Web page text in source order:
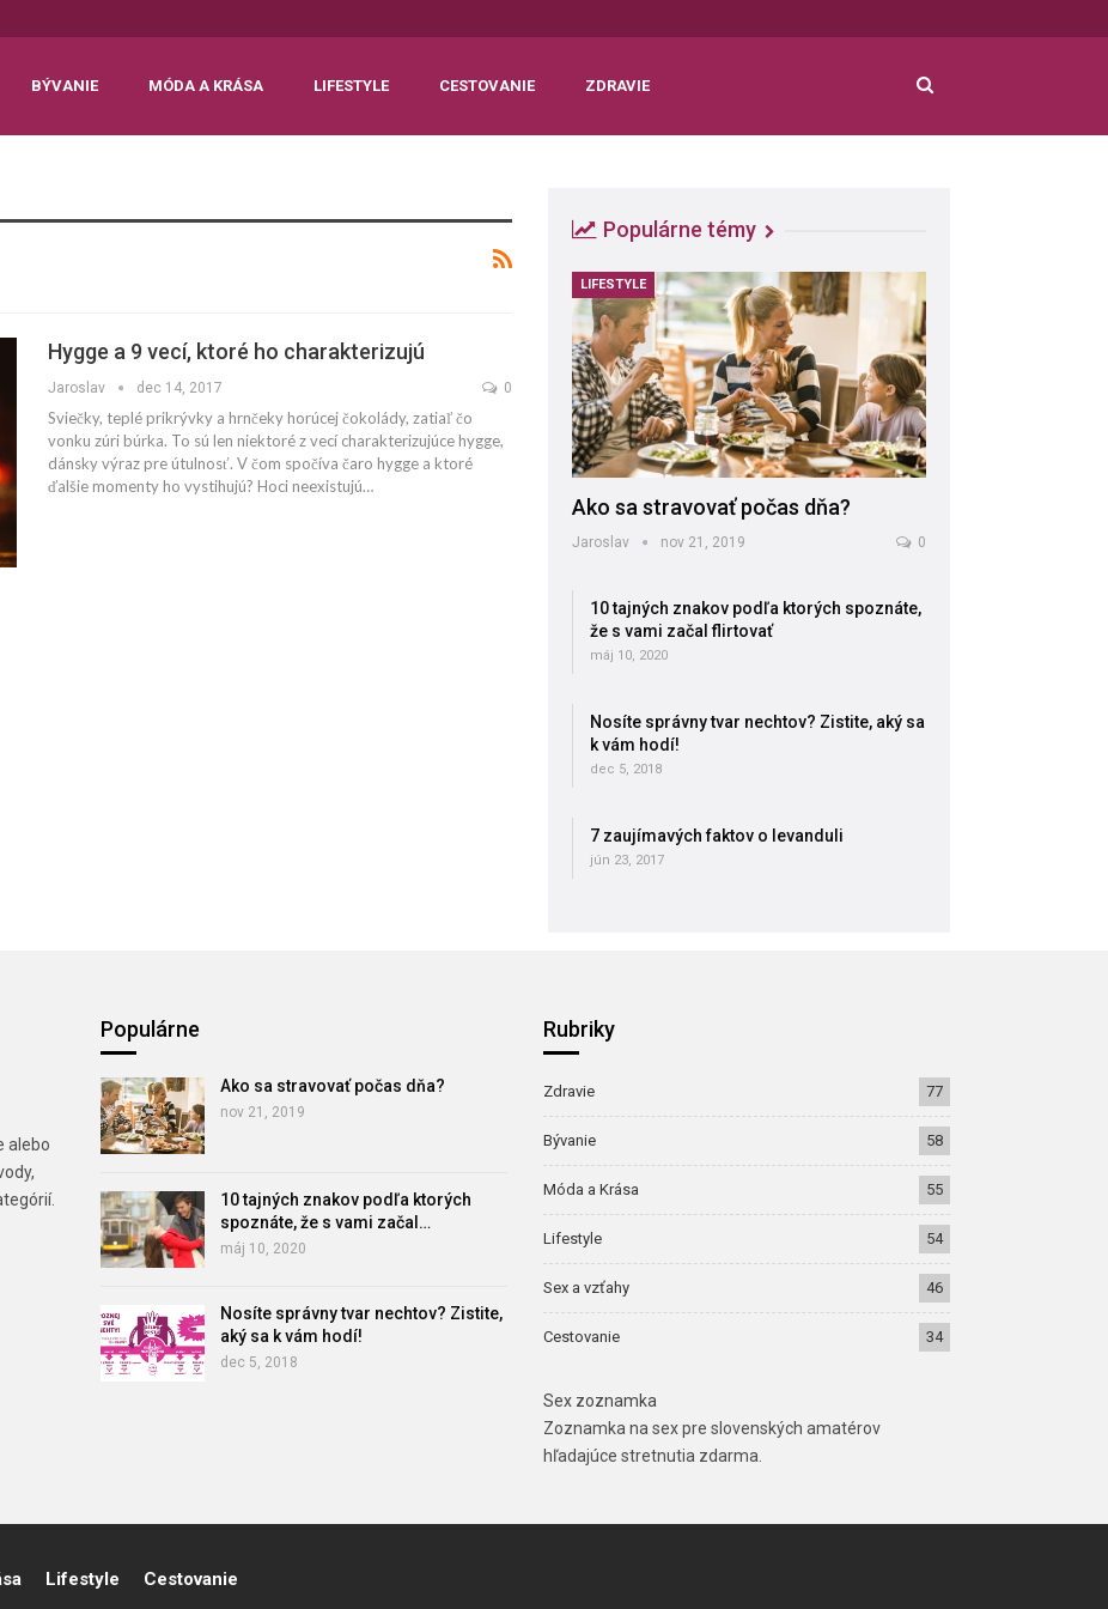
BÝVANIE MÓDA A KRÁSA LIFESTYLE CESTOVANIE ZDRAVIE
Hygge a 9 vecí, ktoré ho charakterizujú
Jaroslav dec 14, 2017 0
Sviečky, teplé prikrývky a hrnčeky horúcej čokolády, zatiaľ čo
vonku zúri búrka. To sú len niektoré z vecí charakterizujúce hygge,
dánsky výraz pre útulnosť. V čom spočíva čaro hygge a ktoré
ďalšie momenty ho vystihujú? Hoci neexistujú…
Populárne témy
LIFESTYLE
Ako sa stravovať počas dňa?
Jaroslav nov 21, 2019 0
10 tajných znakov podľa ktorých spoznáte,
že s vami začal flirtovať
máj 10, 2020
Nosíte správny tvar nechtov? Zistite, aký sa
k vám hodí!
dec 5, 2018
7 zaujímavých faktov o levanduli
jún 23, 2017
alebo
Populárne
Ako sa stravovať počas dňa?
nov 21, 2019
10 tajných znakov podľa ktorých
spoznáte, že s vami začal…
máj 10, 2020
Nosíte správny tvar nechtov? Zistite,
aký sa k vám hodí!
dec 5, 2018
Rubriky
Zdravie 77
Bývanie 58
Móda a Krása 55
Lifestyle 54
Sex a vzťahy 46
Cestovanie 34
Sex zoznamka
Zoznamka na sex pre slovenských amatérov
hľadajúce stretnutia zdarma.
Lifestyle Cestovanie